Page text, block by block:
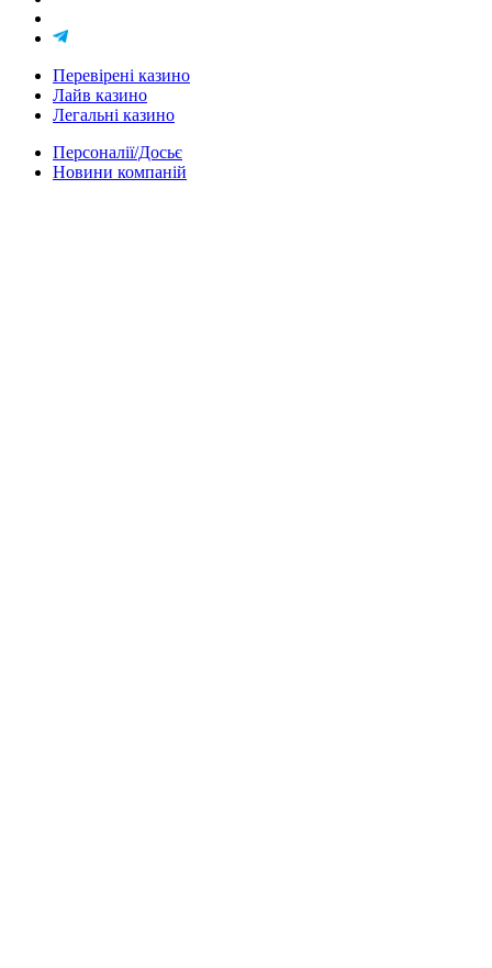
Перевірені казино
Лайв казино
Легальні казино
Персоналії/Досьє
Новини компаній